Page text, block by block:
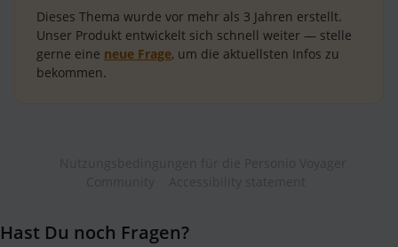
Dieses Thema wurde vor mehr als 3 Jahren erstellt.
Unser Produkt entwickelt sich schnell weiter — stelle
gerne eine neue Frage, um die aktuellsten Infos zu
bekommen.
Hast Du noch Fragen?